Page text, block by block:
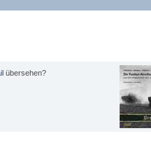
übersehen?